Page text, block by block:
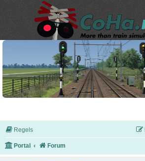
Regels
Portal Forum